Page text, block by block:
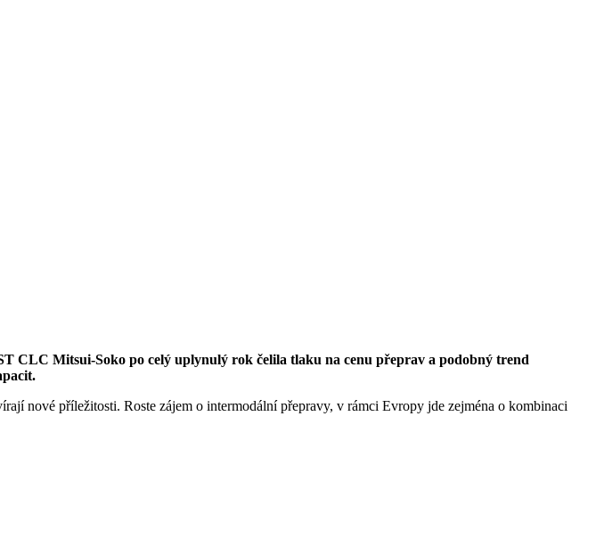
CLC Mitsui-Soko po celý uplynulý rok čelila tlaku na cenu přeprav a podobný trend
nové příležitosti. Roste zájem o intermodální přepravy, v rámci Evropy jde zejména o kombinaci